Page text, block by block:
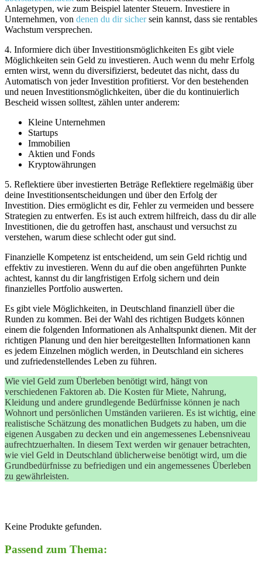
Anlagetypen, wie zum Beispiel latenter Steuern. Investiere in
Unternehmen, von denen du dir sichersein kannst, dass sie rentables
Wachstum versprechen.
4. Informiere dich über Investitionsmöglichkeiten Es gibt viele
Möglichkeiten sein Geld zu investieren. Auch wenn du mehr Erfolg
ernten wirst, wenn du diversifizierst, bedeutet das nicht, dass du
Automatisch von jeder Investition profitierst. Vor den bestehenden
und neuen Investitionsmöglichkeiten, über die du kontinuierlich
Bescheid wissen solltest, zählen unter anderem:
Kleine Unternehmen
Startups
Immobilien
Aktien und Fonds
Kryptowährungen
5. Reflektiere über investierten Beträge Reflektiere regelmäßig über
deine Investitionsentscheidungen und über den Erfolg der
Investition. Dies ermöglicht es dir, Fehler zu vermeiden und bessere
Strategien zu entwerfen. Es ist auch extrem hilfreich, dass du dir alle
Investitionen, die du getroffen hast, anschaust und versuchst zu
verstehen, warum diese schlecht oder gut sind.
Finanzielle Kompetenz ist entscheidend, um sein Geld richtig und
effektiv zu investieren. Wenn du auf die oben angeführten Punkte
achtest, kannst du dir langfristigen Erfolg sichern und dein
finanzielles Portfolio auswerten.
Es gibt viele Möglichkeiten, in Deutschland finanziell über die
Runden zu kommen. Bei der Wahl des richtigen Budgets können
einem die folgenden Informationen als Anhaltspunkt dienen. Mit der
richtigen Planung und den hier bereitgestellten Informationen kann
es jedem Einzelnen möglich werden, in Deutschland ein sicheres
und zufriedenstellendes Leben zu führen.
Wie viel Geld zum Überleben benötigt wird, hängt von
verschiedenen Faktoren ab. Die Kosten für Miete, Nahrung,
Kleidung und andere grundlegende Bedürfnisse können je nach
Wohnort und persönlichen Umständen variieren. Es ist wichtig, eine
realistische Schätzung des monatlichen Budgets zu haben, um die
eigenen Ausgaben zu decken und ein angemessenes Lebensniveau
aufrechtzuerhalten. In diesem Text werden wir genauer betrachten,
wie viel Geld in Deutschland üblicherweise benötigt wird, um die
Grundbedürfnisse zu befriedigen und ein angemessenes Überleben
zu gewährleisten.
Keine Produkte gefunden.
Passend zum Thema: